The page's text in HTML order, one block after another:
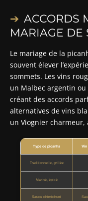
ACCORDS
MARIAGE DE
Le mariage de la
souvent élever
sommets. Les vins
un Malbec argentin
créant des accords
alternatives de vins
un Viognier charmeur,
Type de picanha Vin
Traditionnelle, grillée
Mariné, épicé
Sauce chimichurri